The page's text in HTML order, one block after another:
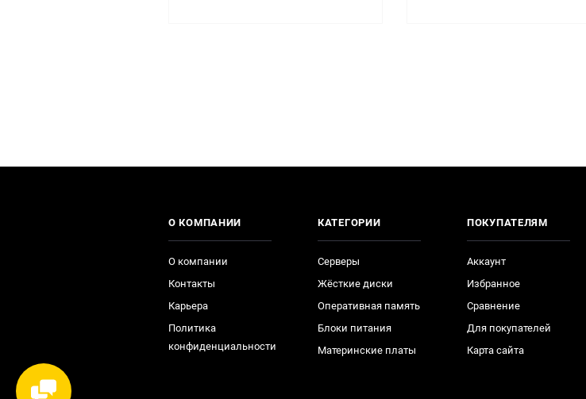
О КОМПАНИИ
О компании
Контакты
Карьера
Политика
конфиденциальности
КАТЕГОРИИ
Серверы
Жёсткие диски
Оперативная память
Блоки питания
Материнские платы
ПОКУПАТЕЛЯМ
Аккаунт
Избранное
Сравнение
Для покупателей
Карта сайта